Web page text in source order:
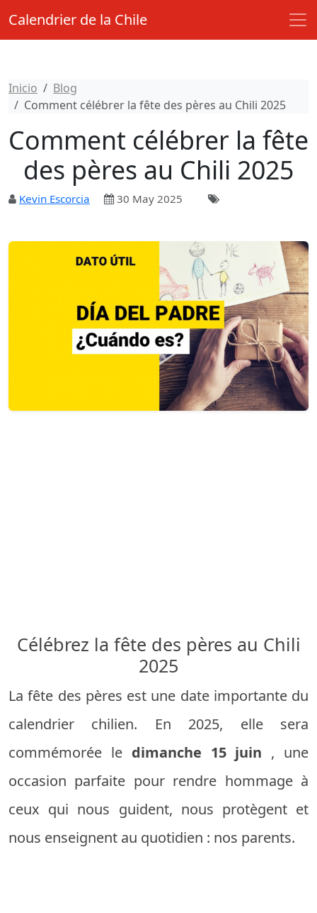
Calendrier de la Chile
Inicio
Blog
Comment célébrer la fête des pères au Chili 2025
Comment célébrer la fête
des pères au Chili 2025
Kevin Escorcia 30 May 2025
Célébrez la fête des pères au Chili
2025
La fête des pères est une date importante du
calendrier chilien. En 2025, elle sera
commémorée le dimanche 15 juin , une
occasion parfaite pour rendre hommage à
ceux qui nous guident, nous protègent et
nous enseignent au quotidien : nos parents.